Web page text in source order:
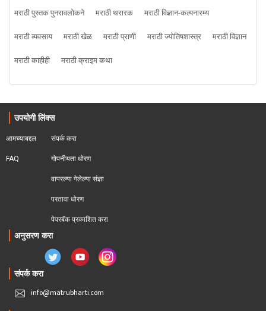
मराठी पुस्तक पुनरावलोकने
मराठी थरारक
मराठी विज्ञान-कल्पनारम्य
मराठी व्यवसाय
मराठी खेळ मराठी प्राणी मराठी ज्योतिषशास्त्र
मराठी विज्ञान
मराठी काहीही
मराठी क्राइम कथा
उपयोगी लिंक्स
आमच्याबद्दल
FAQ
संपर्क करा
गोपनीयता धोरण
वापरल्या गेलेल्या संज्ञा
परतावा धोरण
पेपरबॅक प्रकाशित करा
अनुसरण करा
संपर्क करा
info@matrubharti.com